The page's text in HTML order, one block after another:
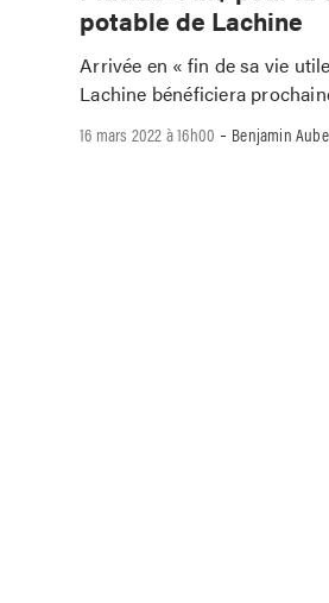
potable de Lachine
Arrivée en « fin de sa vie
Lachine bénéficiera
16 mars 2022 à 16h00 - Benjamin